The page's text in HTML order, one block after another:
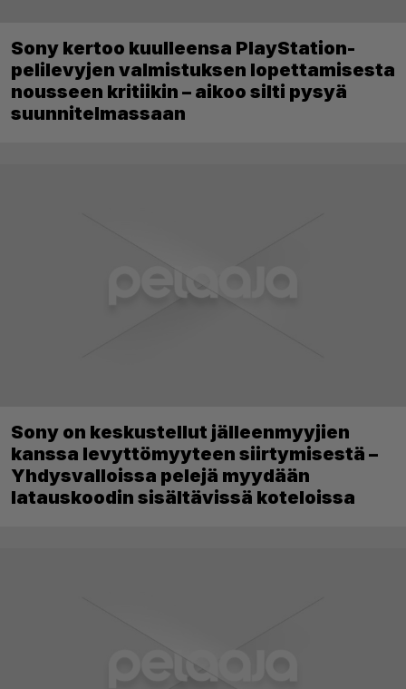
Sony kertoo kuulleensa PlayStation-
pelilevyjen valmistuksen lopettamisesta
nousseen kritiikin – aikoo silti pysyä
suunnitelmassaan
Sony on keskustellut jälleenmyyjien
kanssa levyttömyyteen siirtymisestä –
Yhdysvalloissa pelejä myydään
latauskoodin sisältävissä koteloissa